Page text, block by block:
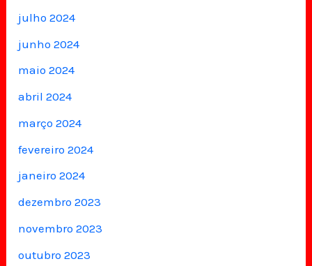
julho 2024
junho 2024
maio 2024
abril 2024
março 2024
fevereiro 2024
janeiro 2024
dezembro 2023
novembro 2023
outubro 2023